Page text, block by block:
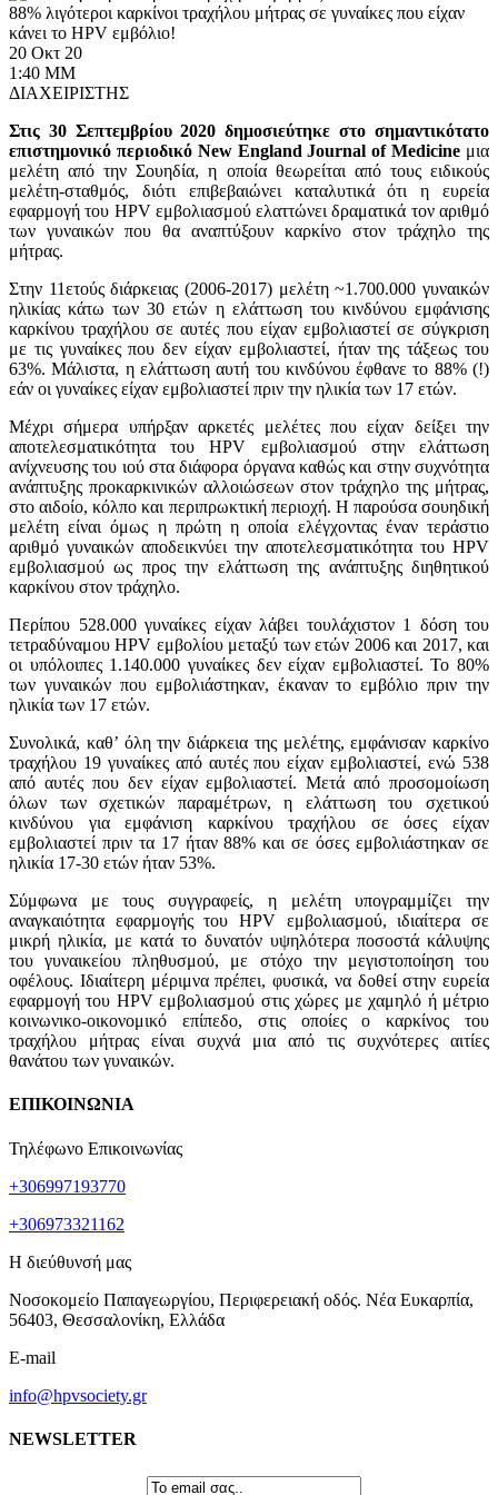
Κοινωνικές Δράσεις
88% λιγότεροι καρκίνοι τραχήλου μήτρας σε γυναίκες που είχαν
κάνει το HPV εμβόλιο!
20 Οκτ 20
1:40 ΜΜ
ΔΙΑΧΕΙΡΙΣΤΗΣ
Στις 30 Σεπτεμβρίου 2020 δημοσιεύτηκε στο σημαντικότατο
επιστημονικό περιοδικό New England Journal of Medicine μια
μελέτη από την Σουηδία, η οποία θεωρείται από τους ειδικούς
μελέτη-σταθμός, διότι επιβεβαιώνει καταλυτικά ότι η ευρεία
εφαρμογή του HPV εμβολιασμού ελαττώνει δραματικά τον αριθμό
των γυναικών που θα αναπτύξουν καρκίνο στον τράχηλο της
μήτρας.
Στην 11ετούς διάρκειας (2006-2017) μελέτη ~1.700.000 γυναικών
ηλικίας κάτω των 30 ετών η ελάττωση του κινδύνου εμφάνισης
καρκίνου τραχήλου σε αυτές που είχαν εμβολιαστεί σε σύγκριση
με τις γυναίκες που δεν είχαν εμβολιαστεί, ήταν της τάξεως του
63%. Μάλιστα, η ελάττωση αυτή του κινδύνου έφθανε το 88% (!)
εάν οι γυναίκες είχαν εμβολιαστεί πριν την ηλικία των 17 ετών.
Μέχρι σήμερα υπήρξαν αρκετές μελέτες που είχαν δείξει την
αποτελεσματικότητα του HPV εμβολιασμού στην ελάττωση
ανίχνευσης του ιού στα διάφορα όργανα καθώς και στην συχνότητα
ανάπτυξης προκαρκινικών αλλοιώσεων στον τράχηλο της μήτρας,
στο αιδοίο, κόλπο και περιπρωκτική περιοχή. Η παρούσα σουηδική
μελέτη είναι όμως η πρώτη η οποία ελέγχοντας έναν τεράστιο
αριθμό γυναικών αποδεικνύει την αποτελεσματικότητα του HPV
εμβολιασμού ως προς την ελάττωση της ανάπτυξης διηθητικού
καρκίνου στον τράχηλο.
Περίπου 528.000 γυναίκες είχαν λάβει τουλάχιστον 1 δόση του
τετραδύναμου HPV εμβολίου μεταξύ των ετών 2006 και 2017, και
οι υπόλοιπες 1.140.000 γυναίκες δεν είχαν εμβολιαστεί. Το 80%
των γυναικών που εμβολιάστηκαν, έκαναν το εμβόλιο πριν την
ηλικία των 17 ετών.
Συνολικά, καθ’ όλη την διάρκεια της μελέτης, εμφάνισαν καρκίνο
τραχήλου 19 γυναίκες από αυτές που είχαν εμβολιαστεί, ενώ 538
από αυτές που δεν είχαν εμβολιαστεί. Μετά από προσομοίωση
όλων των σχετικών παραμέτρων, η ελάττωση του σχετικού
κινδύνου για εμφάνιση καρκίνου τραχήλου σε όσες είχαν
εμβολιαστεί πριν τα 17 ήταν 88% και σε όσες εμβολιάστηκαν σε
ηλικία 17-30 ετών ήταν 53%.
Σύμφωνα με τους συγγραφείς, η μελέτη υπογραμμίζει την
αναγκαιότητα εφαρμογής του HPV εμβολιασμού, ιδιαίτερα σε
μικρή ηλικία, με κατά το δυνατόν υψηλότερα ποσοστά κάλυψης
του γυναικείου πληθυσμού, με στόχο την μεγιστοποίηση του
οφέλους. Ιδιαίτερη μέριμνα πρέπει, φυσικά, να δοθεί στην ευρεία
εφαρμογή του HPV εμβολιασμού στις χώρες με χαμηλό ή μέτριο
κοινωνικο-οικονομικό επίπεδο, στις οποίες ο καρκίνος του
τραχήλου μήτρας είναι συχνά μια από τις συχνότερες αιτίες
θανάτου των γυναικών.
ΕΠΙΚΟΙΝΩΝΙΑ
Τηλέφωνο Επικοινωνίας
+306997193770
+306973321162
Η διεύθυνσή μας
Νοσοκομείο Παπαγεωργίου, Περιφερειακή οδός. Νέα Ευκαρπία,
56403, Θεσσαλονίκη, Ελλάδα
E-mail
info@hpvsociety.gr
NEWSLETTER